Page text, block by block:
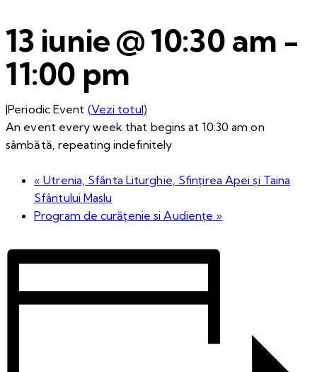
13 iunie @ 10:30 am -
11:00 pm
|Periodic Event (Vezi totul)
An event every week that begins at 10:30 am on
sâmbătă, repeating indefinitely
« Utrenia, Sfânta Liturghie, Sfințirea Apei și Taina
Sfântului Maslu
Program de curățenie si Audiențe »